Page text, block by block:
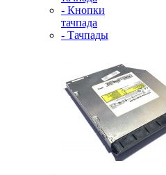
- Кнопки
тачпада
- Тачпады